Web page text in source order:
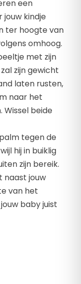
een
kindje
ter hoogte van
omhoog.
met zijn
zijn gewicht
laten rusten,
naar het
beide
tegen de
hij in buiklig
zijn bereik.
naast jouw
van het
baby juist